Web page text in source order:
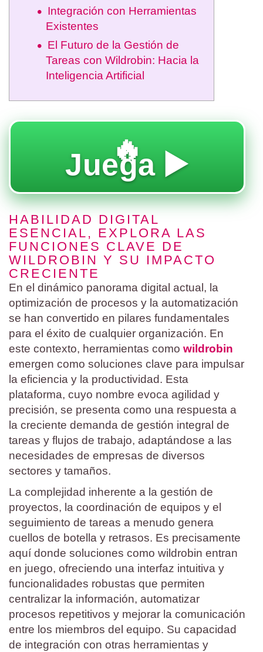
Integración con Herramientas
Existentes
El Futuro de la Gestión de
Tareas con Wildrobin: Hacia la
Inteligencia Artificial
🔥
Juega ▶️
HABILIDAD DIGITAL
ESENCIAL, EXPLORA LAS
FUNCIONES CLAVE DE
WILDROBIN Y SU IMPACTO
CRECIENTE
En el dinámico panorama digital actual, la
optimización de procesos y la automatización
se han convertido en pilares fundamentales
para el éxito de cualquier organización. En
este contexto, herramientas como wildrobin
emergen como soluciones clave para impulsar
la eficiencia y la productividad. Esta
plataforma, cuyo nombre evoca agilidad y
precisión, se presenta como una respuesta a
la creciente demanda de gestión integral de
tareas y flujos de trabajo, adaptándose a las
necesidades de empresas de diversos
sectores y tamaños.
La complejidad inherente a la gestión de
proyectos, la coordinación de equipos y el
seguimiento de tareas a menudo genera
cuellos de botella y retrasos. Es precisamente
aquí donde soluciones como wildrobin entran
en juego, ofreciendo una interfaz intuitiva y
funcionalidades robustas que permiten
centralizar la información, automatizar
procesos repetitivos y mejorar la comunicación
entre los miembros del equipo. Su capacidad
de integración con otras herramientas y